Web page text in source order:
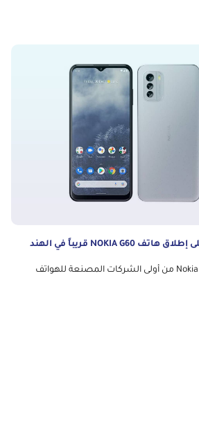
تُعد شركة نوكيا Nokia من أولى الشركات المصنعة للهواتف